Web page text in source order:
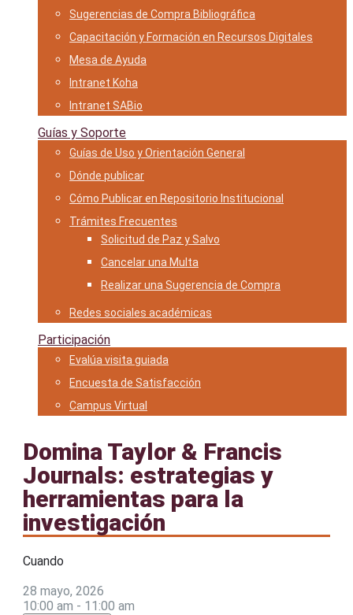
Sugerencias de Compra Bibliográfica
Capacitación y Formación en Recursos Digitales
Mesa de Ayuda
Intranet Koha
Intranet SABio
Guías y Soporte
Guías de Uso y Orientación General
Dónde publicar
Cómo Publicar en Repositorio Institucional
Trámites Frecuentes
Solicitud de Paz y Salvo
Cancelar una Multa
Realizar una Sugerencia de Compra
Redes sociales académicas
Participación
Evalúa visita guiada
Encuesta de Satisfacción
Campus Virtual
Domina Taylor & Francis
Journals: estrategias y
herramientas para la
investigación
Cuando
28 mayo, 2026
10:00 am - 11:00 am